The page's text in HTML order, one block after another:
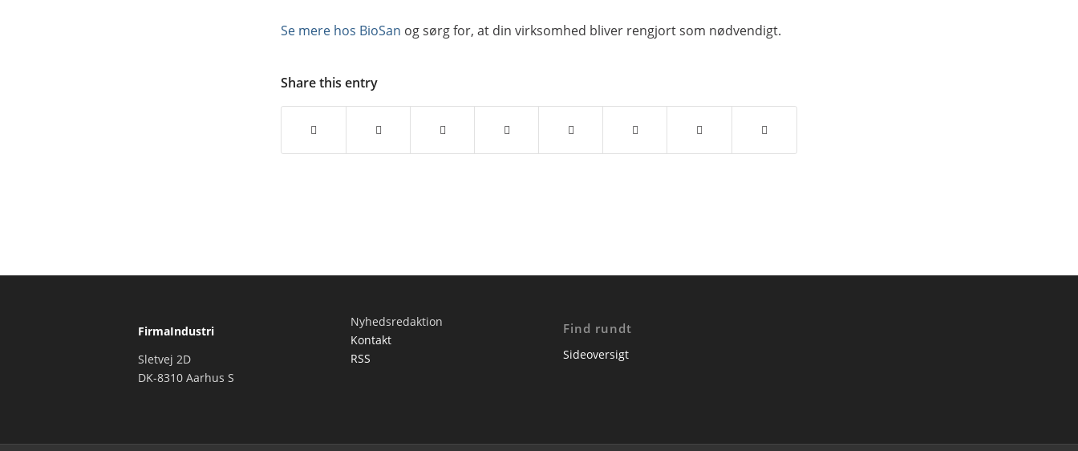
Se mere hos BioSan og sørg for, at din virksomhed bliver rengjort som nødvendigt.
Share this entry
FirmaIndustri
Sletvej 2D
DK-8310 Aarhus S
Nyhedsredaktion
Kontakt
RSS
Find rundt
Sideoversigt